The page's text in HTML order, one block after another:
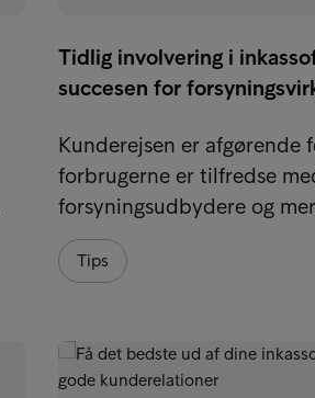
Tidlig involvering i
succesen for
Kunderejsen er afgørende
forbrugerne er tilfredse
forsyningsudbydere og
Tips